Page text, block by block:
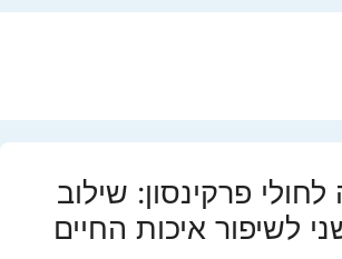
לחולי פרקינסון: שילוב
לשיפור איכות החיים